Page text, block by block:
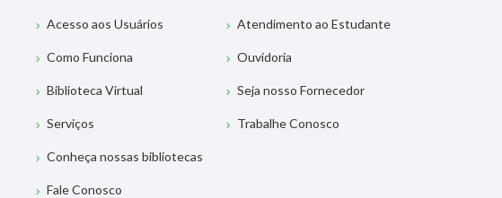
Acesso aos Usuários
Como Funciona
Biblioteca Virtual
Serviços
Conheça nossas bibliotecas
Fale Conosco
Atendimento ao Estudante
Ouvidoria
Seja nosso Fornecedor
Trabalhe Conosco